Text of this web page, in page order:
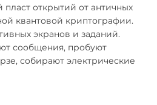
открытий от античных
квантовой криптографии.
экранов и заданий.
сообщения, пробуют
собирают электрические